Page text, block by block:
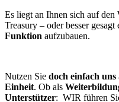
Es liegt an Ihnen sich auf den
Treasury – oder besser gesagt
Funktion aufzubauen.
Nutzen Sie doch einfach uns
Einheit. Ob als
Unterstützer: WIR führen